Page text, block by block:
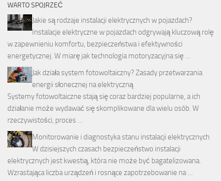
WARTO SPOJRZEĆ
Jakie są rodzaje instalacji elektrycznych w pojazdach?
Instalacje elektryczne w pojazdach odgrywają kluczową rolę
w zapewnieniu komfortu, bezpieczeństwa i efektywności
energetycznej. W miarę jak technologia motoryzacyjna się …
Jak działa system fotowoltaiczny? Zasady przetwarzania
energii słonecznej na elektryczną
Systemy fotowoltaiczne stają się coraz bardziej popularne, a ich
działanie może wydawać się skomplikowane dla wielu osób. W
rzeczywistości, proces …
Monitorowanie i diagnostyka stanu instalacji elektrycznych
W dzisiejszych czasach bezpieczeństwo instalacji
elektrycznych jest kwestią, która nie może być bagatelizowana.
Wzrastająca liczba urządzeń i rosnące zapotrzebowanie na …